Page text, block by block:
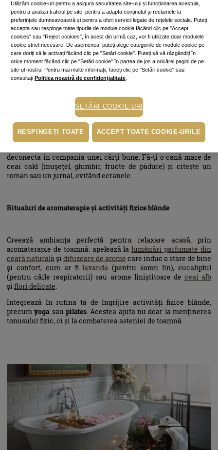
cu efect catifelant, hidratant și calmant. Aplică apoi o mască
de buze ce va acționa în timp ce dormi.
Ritualuri de Răsfăț și Wellness
Când vremea de afară nu e deloc primitoare, umple cada cu
cu o baie lungă. Aprinde câteva lumânări parfumate și
delectează-te cu muzica ta preferată, pentru o seară de
deconecta în compania unei cărți bune. Fă-ți o cană mare de
ceai cald (mușețel, ghimbir, fructe de pădure) și citește un
roman sau un jurnal, evitând ecranele.
Ritualuri de aromaterapie și activități fizice blânde
Creează ambianța perfectă pentru relaxare acasă, prin
aromaterapie de toamnă: apelează lalumânări parfumate din
ceară naturală și difuzoare de arome care induc o stare de bine
și confort, cum ar filavanda (pentru somn lin), eucaliptul
(pentru căile respiratorii) sau arome liniștitoare de ceai alb
și flori delicate.
Integrează în rutina ta de îngrijire activități fizice blânde,
precumyoga saupilates. Acestea ajută nu doar la menținerea
tonusului fizic, ci și la combaterea asteniei de toamnă.
Utilizăm cookie-uri pentru a asigura securitatea site-ului și funcționarea acestuia,
pentru a analiza traficul pe site, pentru a adapta conținutul și reclamele la
preferințele dumneavoastră și pentru a oferi servicii legate de rețelele sociale. Puteți
accepta sau respinge toate tipurile de module cookie făcând clic pe "Accept
cookies" sau "Reject cookies", în acest din urmă caz, vor fi utilizate doar modulele
cookie strict necesare. De asemenea, puteți alege categoriile de module cookie pe
care doriți să le activați făcând clic pe "Setări cookie". Puteți să vă răzgândiți în
orice moment făcând clic pe "Setări cookie" în partea de jos a oricărei pagini de pe
site-ul nostru. Pentru mai multe informații, faceți clic pe "Setări cookie" sau
consultați Politica noastră de confidențialitate
SETĂRI COOKIE-URI
RESPINGEȚI TOATE ACCEPT TOATE COOKIE-URILE